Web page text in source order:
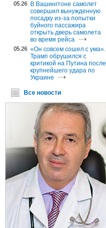
05.26
В Вашингтоне самолет
совершил вынужденную
посадку из-за попытки
буйного пассажира
открыть дверь самолета
во время рейса
05.26 «Он совсем сошел с ума».
Трамп обрушился с
критикой на Путина после
крупнейшего удара по
Украине
Все новости